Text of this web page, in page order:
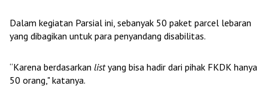
Dalam kegiatan Parsial ini, sebanyak 50 paket parcel lebaran
yang dibagikan untuk para penyandang disabilitas.
“Karena berdasarkan listyang bisa hadir dari pihak FKDK hanya
50 orang," katanya.